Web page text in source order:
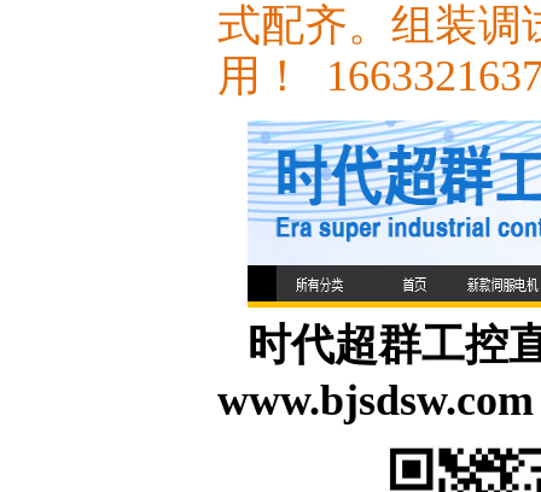
式配齐。组装调
用！
时代超群工控
www.bjsdsw.com